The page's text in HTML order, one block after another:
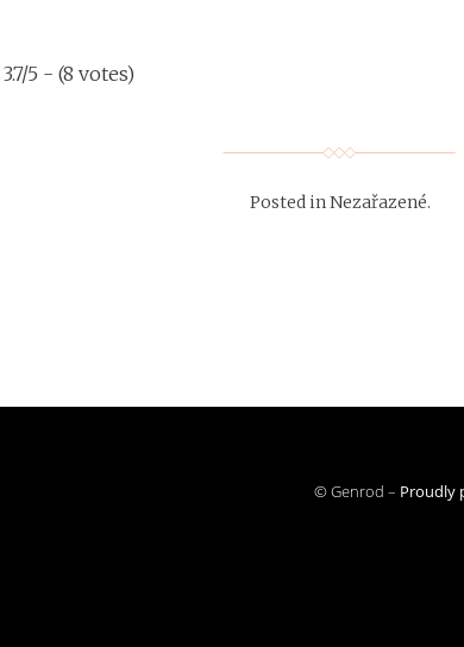
3.7/5 - (8 votes)
Posted in Nezařazené.
© Genrod – Proudly